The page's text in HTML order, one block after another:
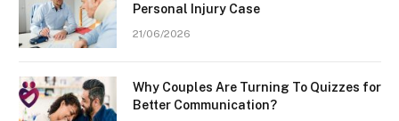
Personal Injury Case
21/06/2026
Why Couples Are Turning To Quizzes for
Better Communication?